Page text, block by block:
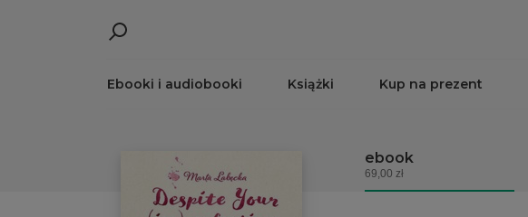
Ebooki i audiobooki Książki Kup na prezent
ebook
69,00 zł